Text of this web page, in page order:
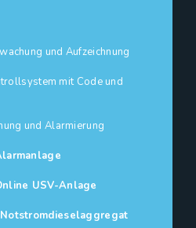
und Aufzeichnung
mit Code und
und Alarmierung
USV-Anlage
Notstromdieselaggregat